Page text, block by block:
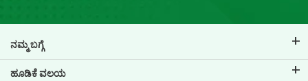
ನಮ್ಮ ಬಗ್ಗೆ
ಟಿವಿಎಸ್ ಕ್ರೆಡಿಟ್ ಬಗ್ಗೆ
ಹೂಡಿಕೆ ವಲಯ